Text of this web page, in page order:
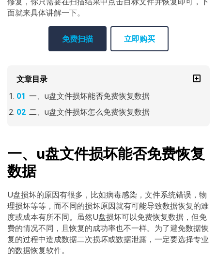
面就来具体讲解一下。
免费扫描 立即购买
文章目录
一、u盘文件损坏能否免费恢复数据
二、u盘文件损坏怎么免费恢复数据
一、u盘文件损坏能否免费恢复
数据
U盘损坏的原因有很多，比如病毒感染，文件系统错误，物
理损坏等等，而不同的损坏原因就有可能导致数据恢复的难
度或成本有所不同。虽然U盘损坏可以免费恢复数据，但免
费的情况不同，且恢复的成功率也不一样。为了避免数据恢
复的过程中造成数据二次损坏或数据泄露，一定要选择专业
的数据恢复软件。